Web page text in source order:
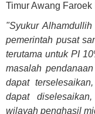
Timur Awang Faroek
"Syukur
pemerintah pusat
terutama untuk PI
masalah
dapat
dapat
wilayah penghasil